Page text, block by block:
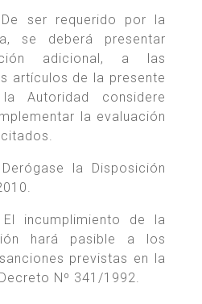
ser requerido por la
se deberá presentar
adicional, a las
artículos de la presente
Autoridad considere
la evaluación
la Disposición
incumplimiento de la
hará pasible a los
previstas en la
Nº 341/1992.